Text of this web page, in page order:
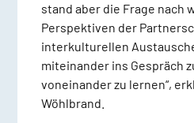
stand aber die Frage nach
Perspektiven der
interkulturellen
miteinander ins Gespräch
voneinander zu lernen“,
Wöhlbrand.